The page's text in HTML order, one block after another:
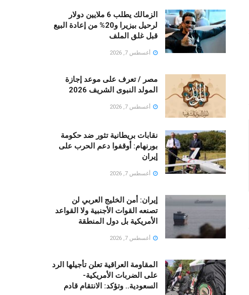
الزمالك يطلب 6 ملايين دولار
لرحيل بيزيرا و20% من إعادة البيع
قبل غلق الملف
أغسطس 7, 2026
مصر / تعرف على موعد إجازة
المولد النبوى الشريف 2026
أغسطس 7, 2026
نقابات بريطانية تثور ضد حكومة
بورنهام: أوقفوا دعم الحرب على
إيران
أغسطس 7, 2026
إيران: أمن الخليج العربي لن
تصنعه القوات الأجنبية ولا القواعد
الأمريكية بل دول المنطقة
أغسطس 7, 2026
المقاومة العراقية تعلن تأجيلها الرد
على الضربات الأمريكية-
السعودية.. وتؤكد: الانتقام قادم